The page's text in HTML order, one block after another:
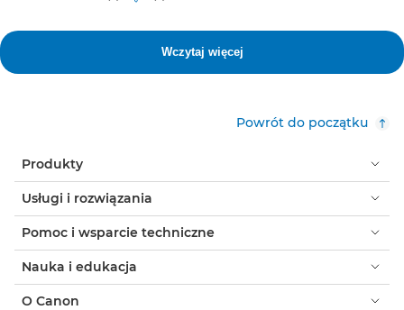
Powrót do początku
Produkty
Usługi i rozwiązania
Pomoc i wsparcie techniczne
Nauka i edukacja
O Canon